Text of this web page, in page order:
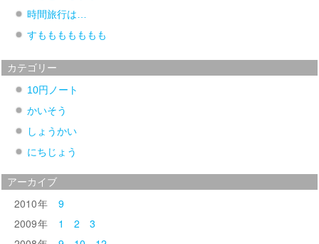
時間旅行は…
すももももももも
カテゴリー
10円ノート
かいそう
しょうかい
にちじょう
アーカイブ
2010
9
2009
1 2
3